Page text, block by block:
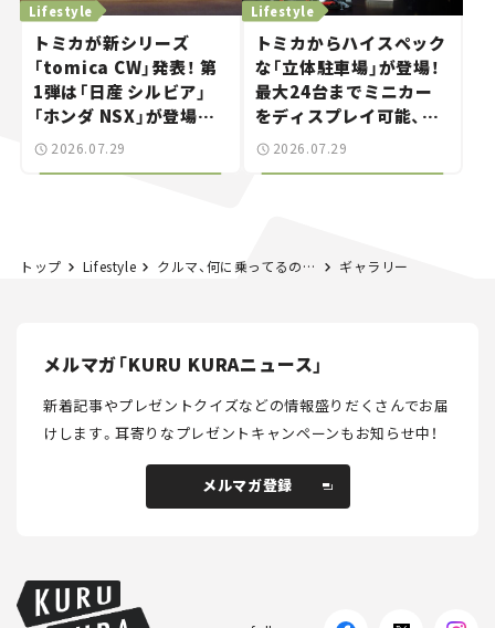
トミカが新シリーズ
「tomica CW」発表！ 第
1弾は「日産 シルビア」
「ホンダ NSX」が登場。
世界が注目す
Lifestyle
2026.07.29
トミカからハイスペック
な「立体駐車場」が登場！
最大24台までミニカー
をディスプレイ可能、特
別な「日産 GT-R
Lifestyle
2026.07.29
トップ Lifestyle クルマ、何に乗ってるの？ 僕たちの愛車紹介 #03｜日産 NT100クリッパー ギャラリー
メルマガ「KURU KURAニュース」
新着記事やプレゼントクイズなどの情報盛りだくさんでお届
けします。耳寄りなプレゼントキャンペーンもお知らせ中！
メルマガ登録